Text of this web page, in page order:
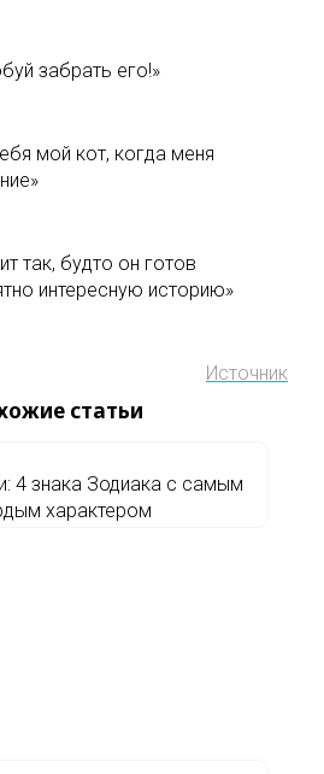
забрать его!»
мой кот, когда меня
так, будто он готов
интересную историю»
Источник
статьи
4 знака Зодиака с самым
характером